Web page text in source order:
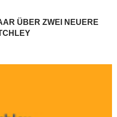
ÜBER ZWEI NEUERE